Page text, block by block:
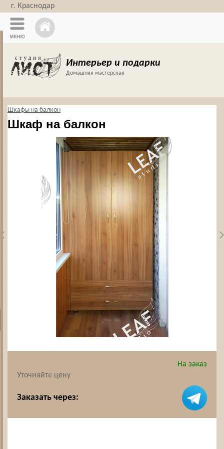
г. Краснодар
Интерьер и подарки
Домашняя мастерская
Шкафы на балкон
Шкаф на балкон
На заказ
Уточняйте цену
Заказать через: